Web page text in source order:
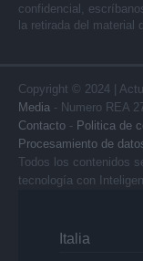
confidencial,
la retirada del material
Copyright © 2024 |
Media - Numero REA
Contacto - Politica de
Procesamiento de
Todos los contenidos
tecnología con
Italia